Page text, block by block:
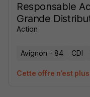
Responsable
Grande
Action
Avignon - 84 CDI
Cette offre n’est